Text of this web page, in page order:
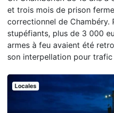
et trois mois de prison
correctionnel de Chambéry.
stupéfiants, plus de 3 000
armes à feu avaient été
son interpellation pour
Locales